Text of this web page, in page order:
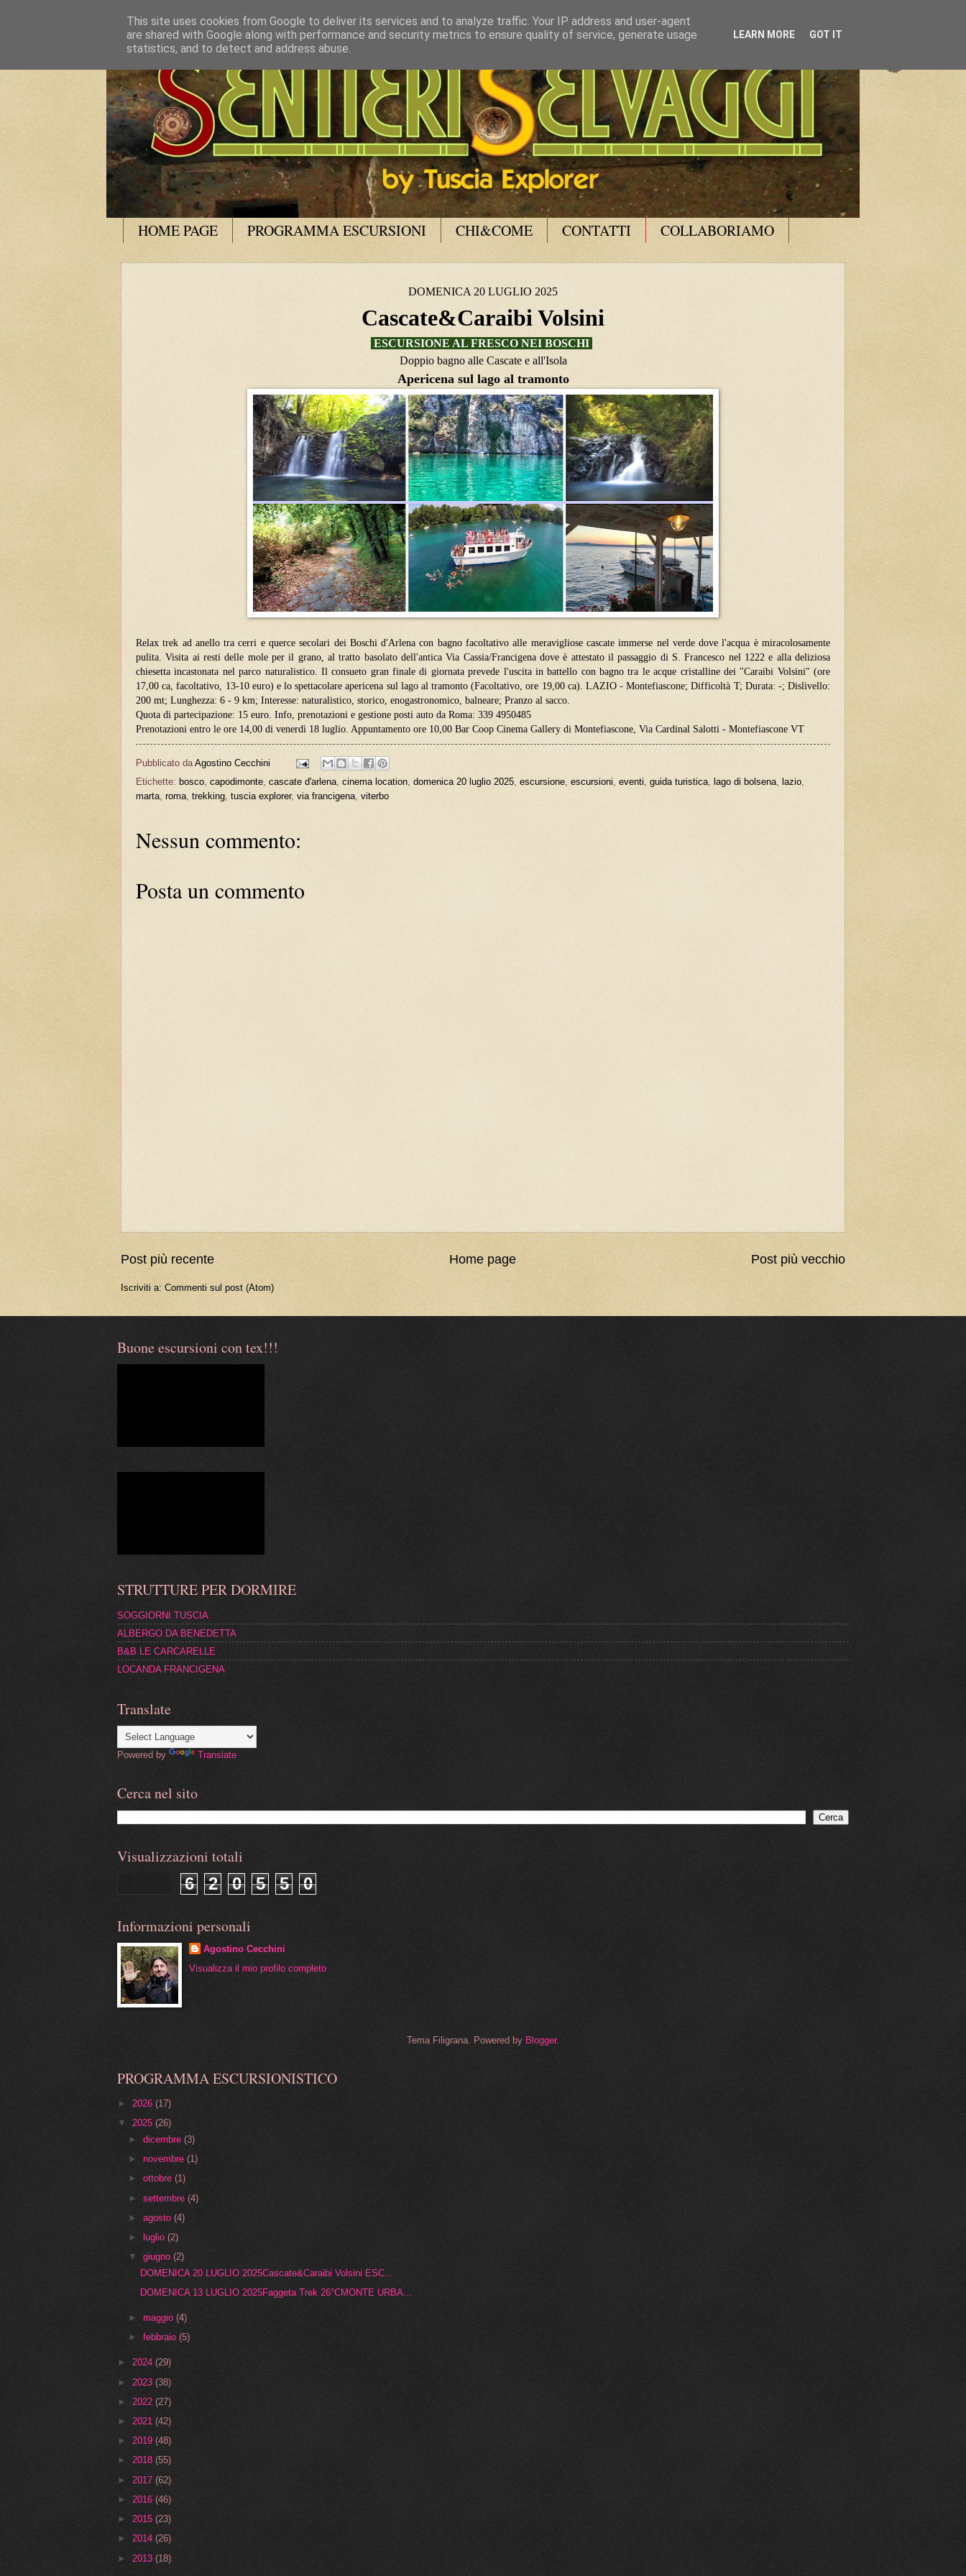
HOME PAGE PROGRAMMA ESCURSIONI CHI&COME CONTATTI COLLABORIAMO
DOMENICA 20 LUGLIO 2025
Cascate&Caraibi Volsini
ESCURSIONE AL FRESCO NEI BOSCHI
Doppio bagno alle Cascate e all'Isola
Apericena sul lago al tramonto
Relax trek ad anello tra cerri e querce secolari dei Boschi d'Arlena con bagno facoltativo alle meravigliose cascate immerse nel verde dove l'acqua è miracolosamente
pulita. Visita ai resti delle mole per il grano, al tratto basolato dell'antica Via Cassia/Francigena dove è attestato il passaggio di S. Francesco nel 1222 e alla deliziosa
chiesetta incastonata nel parco naturalistico. Il consueto gran finale di giornata prevede l'uscita in battello con bagno tra le acque cristalline dei "Caraibi Volsini" (ore
17,00 ca, facoltativo, 13-10 euro) e lo spettacolare apericena sul lago al tramonto (Facoltativo, ore 19,00 ca). LAZIO - Montefiascone; Difficoltà T; Durata: -; Dislivello:
200 mt; Lunghezza: 6 - 9 km; Interesse: naturalistico, storico, enogastronomico, balneare; Pranzo al sacco.
Quota di partecipazione: 15 euro. Info, prenotazioni e gestione posti auto da Roma: 339 4950485
Prenotazioni entro le ore 14,00 di venerdì 18 luglio. Appuntamento ore 10,00 Bar Coop Cinema Gallery di Montefiascone, Via Cardinal Salotti - Montefiascone VT
Pubblicato da Agostino Cecchini
Etichette: bosco, capodimonte, cascate d'arlena, cinema location, domenica 20 luglio 2025, escursione, escursioni, eventi, guida turistica, lago di bolsena, lazio,
marta, roma, trekking, tuscia explorer, via francigena, viterbo
Nessun commento:
Posta un commento
Post più recente Post più vecchio
Home page
Iscriviti a: Commenti sul post (Atom)
Buone escursioni con tex!!!
STRUTTURE PER DORMIRE
SOGGIORNI TUSCIA
ALBERGO DA BENEDETTA
B&B LE CARCARELLE
LOCANDA FRANCIGENA
Translate
Powered by Translate
Cerca nel sito
Visualizzazioni totali
6
2 0 5 5 0
Informazioni personali
Agostino Cecchini
Visualizza il mio profilo completo
Tema Filigrana. Powered by Blogger.
PROGRAMMA ESCURSIONISTICO
► 2026 (17)
▼ 2025 (26)
►dicembre(3)
►novembre(1)
►ottobre(1)
►settembre(4)
►agosto(4)
►
luglio(2)
▼giugno(2)
DOMENICA 20 LUGLIO 2025Cascate&Caraibi Volsini ESC...
DOMENICA 13 LUGLIO 2025Faggeta Trek 26°CMONTE URBA...
►maggio(4)
►febbraio(5)
► 2024 (29)
► 2023 (38)
► 2022 (27)
► 2021 (42)
► 2019 (48)
► 2018 (55)
► 2017 (62)
► 2016 (46)
► 2015 (23)
► 2014 (26)
► 2013 (18)
This site uses cookies from Google to deliver its services and to analyze traffic. Your IP address and user-agent
are shared with Google along with performance and security metrics to ensure quality of service, generate usage
statistics, and to detect and address abuse.
LEARN MORE GOT IT